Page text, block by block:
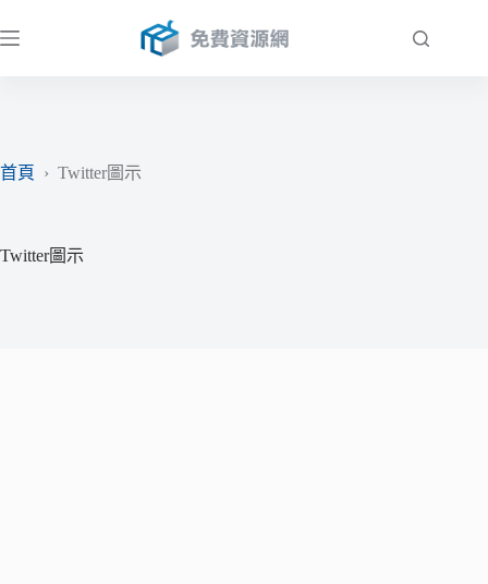
至
首頁
› Twitter圖示
Twitter圖示